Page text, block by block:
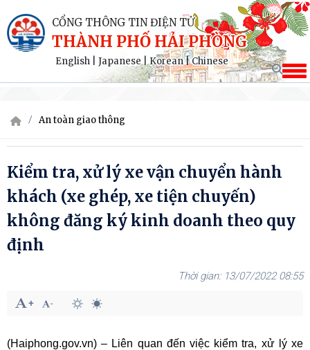
CỔNG THÔNG TIN ĐIỆN TỬ
THÀNH PHỐ HẢI PHÒNG
English Japanese|Korean|Chinese
An toàn giao thông
Kiểm tra, xử lý xe vận chuyển hành
khách (xe ghép, xe tiện chuyến)
không đăng ký kinh doanh theo quy
định
13/07/2022 08:55
(Haiphong.gov.vn) – Liên quan đến việc kiểm tra, xử lý xe